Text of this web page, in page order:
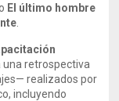
El último hombre
una retrospectiva
realizados por
incluyendo